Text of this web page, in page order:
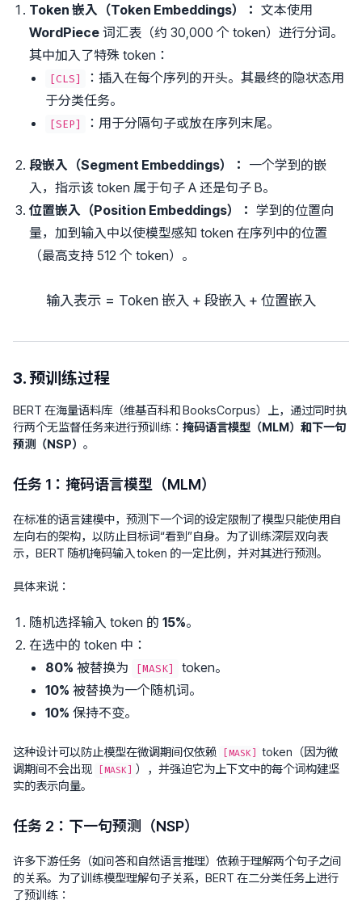
Token 嵌入（Token Embeddings）： 文本使用
WordPiece 词汇表（约 30,000 个 token）进行分词。
其中加入了特殊 token：
[CLS]
：插入在每个序列的开头。其最终的隐状态用
于分类任务。
[SEP] ：用于分隔句子或放在序列末尾。
段嵌入（Segment Embeddings）： 一个学到的嵌
入，指示该 token 属于句子 A 还是句子 B。
位置嵌入（Position Embeddings）： 学到的位置向
量，加到输入中以使模型感知 token 在序列中的位置
（最高支持 512 个 token）。
\text{输入表示} =
输入表示 = Token嵌入 + 段嵌入 + 位置嵌入
3. 预训练过程
BERT 在海量语料库（维基百科和 BooksCorpus）上，通过同时执
行两个无监督任务来进行预训练： 掩码语言模型（MLM） 和下一句
预测（NSP） 。
任务 1：掩码语言模型（MLM）
在标准的语言建模中，预测下一个词的设定限制了模型只能使用自
左向右的架构，以防止目标词“看到”自身。为了训练深层双向表
示，BERT 随机掩码输入 token 的一定比例，并对其进行预测。
具体来说：
随机选择输入 token 的 15%。
在选中的 token 中：
80% 被替换为 [MASK]
token。
10% 被替换为一个随机词。
10% 保持不变。
这种设计可以防止模型在微调期间仅依赖 [MASK] token（因为微
调期间不会出现
[MASK] ），并强迫它为上下文中的每个词构建坚
实的表示向量。
任务 2：下一句预测（NSP）
许多下游任务（如问答和自然语言推理）依赖于理解两个句子之间
的关系。为了训练模型理解句子关系，BERT 在二分类任务上进行
了预训练：